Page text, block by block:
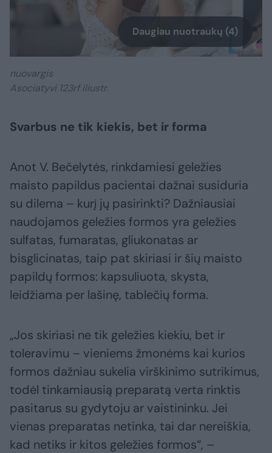
Daugiau nuotraukų (4)
nuovargis
Asociatyvi 123rf iliustr.
Svarbus ne tik kiekis, bet ir forma
Anot V. Bečelytės, rinkdamiesi geležies
maisto papildus pacientai dažnai susiduria
su dilema – kurį jų pasirinkti? Dažniausiai
naudojamos geležies formos yra geležies
sulfatas, fumaratas, gliukonatas ar
bisglicinatas, taip pat skiriasi ir šių maisto
papildų formos: kapsuliuota, skysta,
leidžiama per lašinę, tablečių forma.
„Jos skiriasi ne tik geležies kiekiu, bet ir
toleravimu – vieniems žmonėms kai kurios
formos dažniau sukelia virškinimo sutrikimus,
todėl tinkamiausią preparatą verta rinktis
pasitarus su gydytoju ar vaistininku. Jei
vienas preparatas netinka, tai dar nereiškia,
kad netiks ir kitos geležies formos“, –